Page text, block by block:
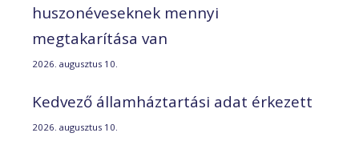
huszonéveseknek mennyi
megtakarítása van
2026. augusztus 10.
Kedvező államháztartási adat érkezett
2026. augusztus 10.